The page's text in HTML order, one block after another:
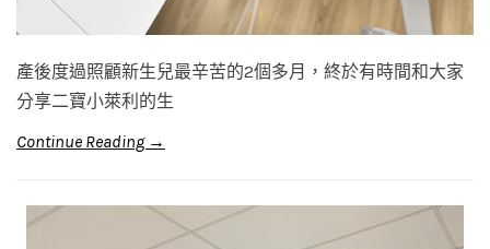
產後度過照顧新生兒最辛苦的2個多月，終於有時間和大家
分享二寶小萊利的生
Continue Reading →